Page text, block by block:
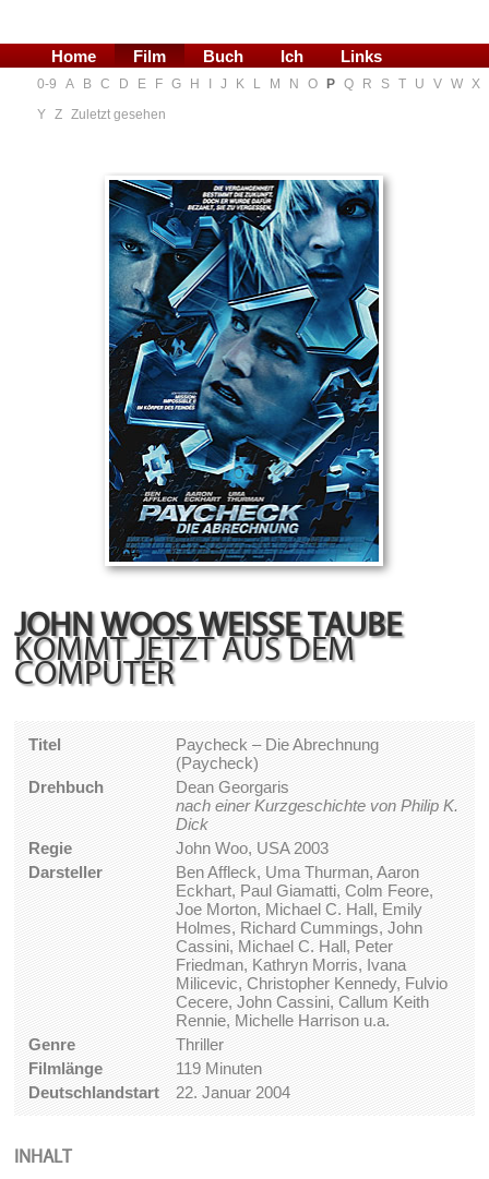
Home Film Buch Ich Links
0-9 A B C D E F G H J K L M N O P Q R S T U V W X
Y Z Zuletzt gesehen
JOHN WOOS WEISSE TAUBE
KOMMT JETZT AUS DEM
COMPUTER
Titel
Paycheck – Die Abrechnung
(Paycheck)
Drehbuch
Dean Georgaris
nach einer Kurzgeschichte von Philip K.
Dick
Regie
John Woo, USA 2003
Darsteller
Ben Affleck, Uma Thurman, Aaron
Eckhart, Paul Giamatti, Colm Feore,
Joe Morton, Michael C. Hall, Emily
Holmes, Richard Cummings, John
Cassini, Michael C. Hall, Peter
Friedman, Kathryn Morris, Ivana
Milicevic, Christopher Kennedy, Fulvio
Cecere, John Cassini, Callum Keith
Rennie, Michelle Harrison u.a.
Genre
Thriller
Filmlänge
119 Minuten
Deutschlandstart
22. Januar 2004
INHALT